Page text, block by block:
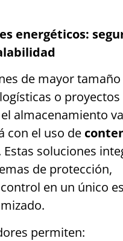
energéticos:
de mayor
o proyectos
almacenamiento
con el uso de
Estas soluciones
de protección,
en un único
permiten: